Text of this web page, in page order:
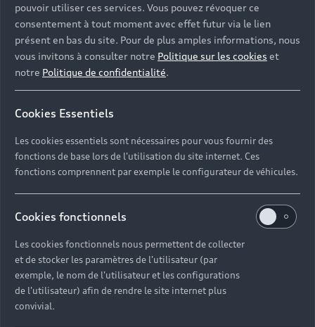
pouvoir utiliser ces services. Vous pouvez révoquer ce
consentement à tout moment avec effet futur via le lien
présent en bas du site. Pour de plus amples informations, nous
vous invitons à consulter notre Politique sur les cookies et
notre Politique de confidentialité.
Cookies Essentiels
Les cookies essentiels sont nécessaires pour vous fournir des
fonctions de base lors de l'utilisation du site internet. Ces
fonctions comprennent par exemple le configurateur de véhicules.
Cookies fonctionnels
Les cookies fonctionnels nous permettent de collecter
et de stocker les paramètres de l'utilisateur (par
exemple, le nom de l'utilisateur et les configurations
de l'utilisateur) afin de rendre le site internet plus
convivial.